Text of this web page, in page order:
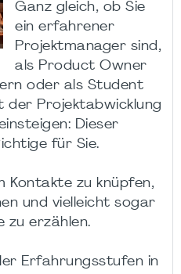
Ganz gleich, ob Sie
ein erfahrener
Projektmanager sind,
als Product Owner
oder als Student
der Projektabwicklung
Dieser
für Sie.
Kontakte zu knüpfen,
und vielleicht sogar
zu erzählen.
Erfahrungsstufen in